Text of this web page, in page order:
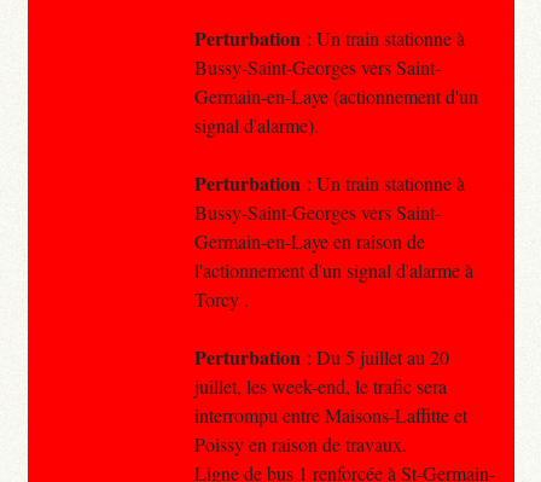
Perturbation : Un train stationne à
Bussy-Saint-Georges vers Saint-
Germain-en-Laye (actionnement d'un
signal d'alarme).
Perturbation : Un train stationne à
Bussy-Saint-Georges vers Saint-
Germain-en-Laye en raison de
l'actionnement d'un signal d'alarme à
Torcy .
Perturbation : Du 5 juillet au 20
juillet, les week-end, le trafic sera
interrompu entre Maisons-Laffitte et
Poissy en raison de travaux.
Ligne de bus 1 renforcée à St-Germain-